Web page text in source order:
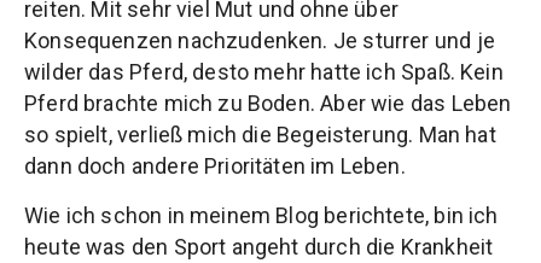
reiten. Mit sehr viel Mut und ohne über
Konsequenzen nachzudenken. Je sturrer und je
wilder das Pferd, desto mehr hatte ich Spaß. Kein
Pferd brachte mich zu Boden. Aber wie das Leben
so spielt, verließ mich die Begeisterung. Man hat
dann doch andere Prioritäten im Leben.
Wie ich schon in meinem Blog berichtete, bin ich
heute was den Sport angeht durch die Krankheit